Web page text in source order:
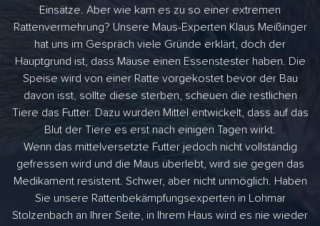
Einsätze. Aber wie kam es zu so einer extremen
Rattenvermehrung? Unsere Maus-Experten Klaus Meißinger
hat uns im Gespräch viele Gründe erklärt, doch der
Hauptgrund ist, dass Mäuse einen Essenstester haben. Die
Speise wird von einer Ratte vorgekostet bevor der Bau
davon isst, sollte diese sterben, scheuen die restlichen
Tiere das Futter. Dazu wurden Mittel entwickelt, dass auf das
Blut der Tiere es erst nach einigen Tagen wirkt.
Wenn das mittelversetzte Futter jedoch nicht vollständig
gefressen wird und die Maus überlebt, wird sie gegen das
Medikament resistent. Schwer, aber nicht unmöglich. Haben
Sie unsere Rattenbekämpfungsexperten in Lohmar
Stolzenbach an Ihrer Seite, in Ihrem Haus wird es nie wieder